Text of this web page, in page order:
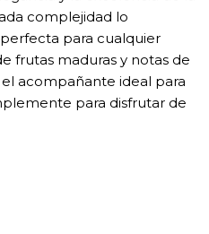
complejidad lo
para cualquier
frutas maduras y notas de
acompañante ideal para
para disfrutar de